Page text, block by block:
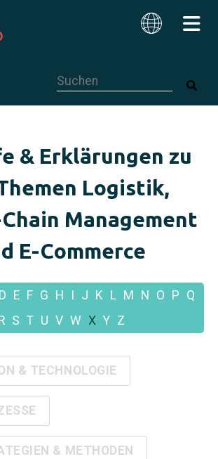
& Erklärungen zu
Logistik,
Management
E-Commerce
D E F G H J K L M N O P Q
R S T U V W X Y Z
& TECHNOLOGIE
& METHODEN